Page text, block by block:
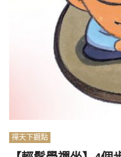
禪天下觀點